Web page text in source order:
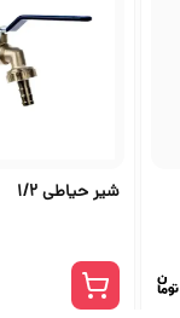
شیر حیاطی 1/2